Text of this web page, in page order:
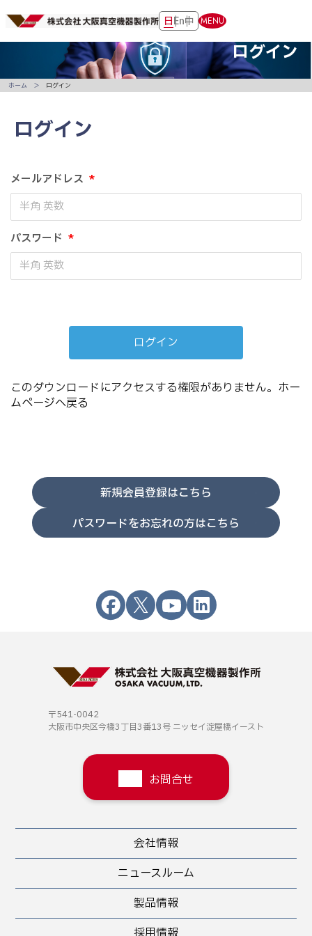
日En中 MENU
ログイン
ログイン
メールアドレス *
パスワード *
このダウンロードにアクセスする権限がありません。 ホー
ムページへ戻る
新規会員登録はこちら
パスワードをお忘れの方はこちら
ホーム ログイン
〒541-0042
大阪市中央区今橋3丁目3番13号 ニッセイ淀屋橋イースト
お問合せ
会社情報
ニュースルーム
製品情報